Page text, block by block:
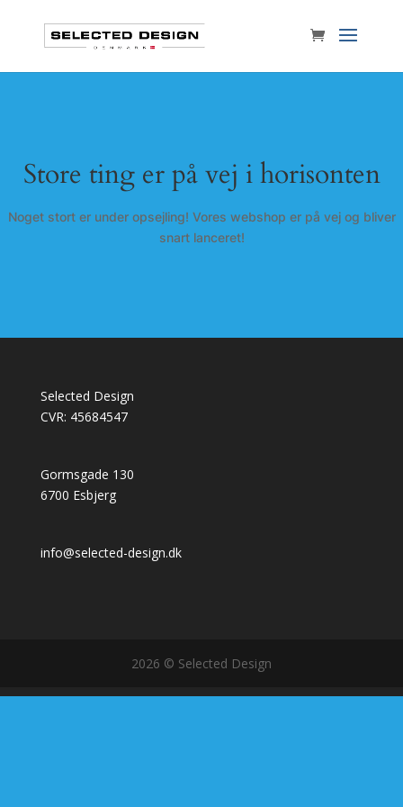
Store ting er på vej i horisonten
Noget stort er under opsejling! Vores webshop er på vej og bliver
snart lanceret!
Selected Design
CVR: 45684547
Gormsgade 130
6700 Esbjerg
info@selected-design.dk
2026 © Selected Design